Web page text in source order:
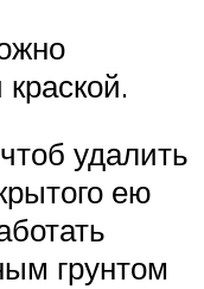
удалить
ею
грунтом